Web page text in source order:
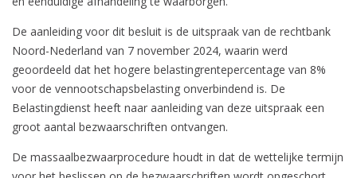
De aanleiding voor dit besluit is de uitspraak van de rechtbank
Noord-Nederland van 7 november 2024, waarin werd
geoordeeld dat het hogere belastingrentepercentage van 8%
voor de vennootschapsbelasting onverbindend is. De
Belastingdienst heeft naar aanleiding van deze uitspraak een
groot aantal bezwaarschriften ontvangen.
De massaalbezwaarprocedure houdt in dat de wettelijke termijn